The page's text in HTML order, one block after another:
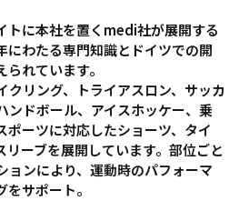
トに本社を置くmedi社が展開する
にわたる専門知識とドイツでの開
れています。
クリング、トライアスロン、サッカ
ンドボール、アイスホッケー、乗
ポーツに対応したショーツ、タイ
リーブを展開しています。部位ごと
ョンにより、運動時のパフォーマ
サポート。